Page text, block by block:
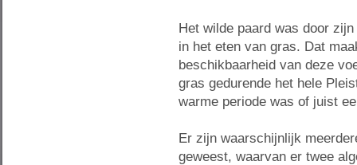
Het wilde paard was door
in het eten van gras. Dat
beschikbaarheid van deze
gras gedurende het hele
warme periode was of juist
Er zijn waarschijnlijk
geweest, waarvan er twee